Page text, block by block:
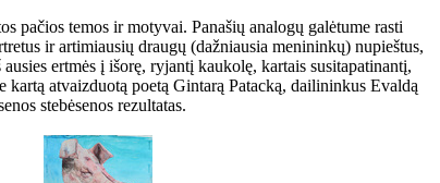
pačios temos ir motyvai. Panašių analogų galėtume rasti
ir artimiausių draugų (dažniausia menininkų) nupieštus,
ertmės į išorę, ryjantį kaukolę, kartais susitapatinantį,
atvaizduotą poetą Gintarą Patacką, dailininkus Evaldą
stebėsenos rezultatas.